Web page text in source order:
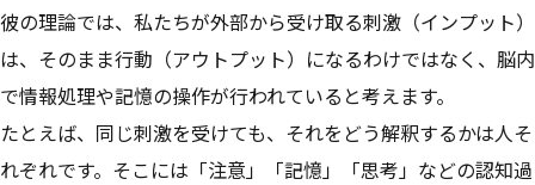
彼の理論では、私たちが外部から受け取る刺激（インプット）
は、そのまま行動（アウトプット）になるわけではなく、脳内
で情報処理や記憶の操作が行われていると考えます。
たとえば、同じ刺激を受けても、それをどう解釈するかは人そ
れぞれです。そこには「注意」「記憶」「思考」などの認知過